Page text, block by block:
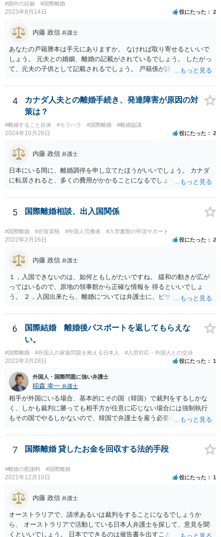
#婚外の妊娠 #国際離婚
2023年8月14日 役にたった 2
内藤 政信 弁護士
あなたの戸籍謄本は手元にありますか。 なければ取り寄せるといいで
しょう。 元夫との婚姻、離婚の記載がされているでしょう。 したがっ
て、元夫の子供として記載されるでしょう。 戸籍係が詳しいので問い
4
カナダ人夫との離婚手続き、発達障害が原因の対
策は？
#離婚すること自体 #モラハラ #国際離婚 #離婚協議
2024年10月26日 役にたった 2
内藤 政信 弁護士
日本にいる間に、離婚調停を申し立てたほうがいいでしょう。 カナダ
に転居されると、多くの費用がかかることになるでしょう。
5 国際離婚相談、出入国関係
#国際離婚 #在留資格 #外国人労働者 #入管書類の申請サポート
2022年2月16日 役にたった 2
内藤 政信 弁護士
１，入国できないのは、如何ともしがたいですね。 緩和の動きが広が
ってはいるので、原地の領事館から正確な情報を 得るといいでしょ
う。 ２，入国出来たら、離婚については弁護士に、ビザについては、
6
国際結婚 離婚後パスポートを返してもらえな
い。
#国際離婚 #外国人の家族問題を抱える日本人 #入管対応・外国人との交渉
2022年3月28日 役にたった 1
外国人・国際問題に強い弁護士
稲森 幸一 弁護士
相手が外国にいる場合、基本的にその国（韓国）で裁判をするしかな
く、しかも裁判に勝っても相手方が任意に応じない場合には強制執行
もその国でやるしかないので、韓国で弁護士を雇う必要が出てきそう
できないのでしょうか。 そちらのほうが早い気がします。
7 国際離婚 貸したお金を回収する法的手段
#離婚の慰謝料 #国際離婚
2021年12月10日 役にたった 1
内藤 政信 弁護士
オーストラリアで、請求あるいは裁判をすることになるでしょうか
ら、 オーストラリアで活動している日本人弁護士を探して、意見を聞
くといいでしょう。 日本でできるのは催告書を出すことくらいでしょ